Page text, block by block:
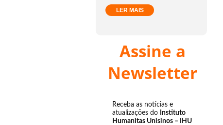
LER MAIS
Assine a
Newsletter
Receba as notícias e
atualizações do Instituto
Humanitas Unisinos – IHU